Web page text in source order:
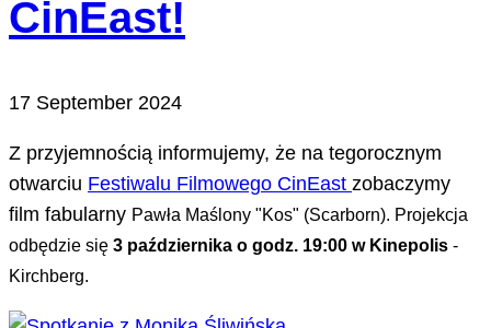
CinEast!
17 September 2024
Z przyjemnością informujemy, że na tegorocznym
otwarciu Festiwalu Filmowego CinEast zobaczymy
film fabularny Pawła Maślony "Kos" (Scarborn). Projekcja
odbędzie się 3 października o godz. 19:00 w Kinepolis -
Kirchberg.